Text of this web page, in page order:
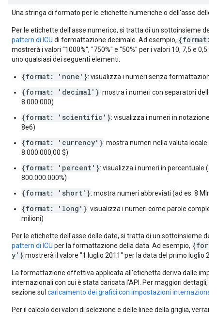
Una stringa di formato per le etichette numeriche o dell'asse delle
Per le etichette dell'asse numerico, si tratta di un sottoinsieme del
pattern di ICU di formattazione decimale. Ad esempio,
mostrerà i valori "1000%", "750%" e "50%" per i valori 10, 7,5 e 0,5.
uno qualsiasi dei seguenti elementi:
{format: 'none'}: visualizza i numeri senza formattazione
{format: 'decimal'}: mostra i numeri con separatori delle
8.000.000)
{format: 'scientific'}: visualizza i numeri in notazione
8e6)
{format: 'currency'}: mostra numeri nella valuta locale
8.000.000,00 $)
{format: 'percent'}: visualizza i numeri in percentuale (ad
800.000.000%)
{format: 'short'}: mostra numeri abbreviati (ad es. 8 Mln)
{format: 'long'}: visualizza i numeri come parole
milioni)
Per le etichette dell'asse delle date, si tratta di un sottoinsieme del
pattern di ICU per la formattazione della data. Ad esempio,
y'} mostrerà il valore "1 luglio 2011" per la data del primo luglio
La formattazione effettiva applicata all'etichetta deriva dalle
internazionali con cui è stata caricata l'API. Per maggiori dettagli,
sezione sul caricamento dei grafici con impostazioni internazionali
Per il calcolo dei valori di selezione e delle linee della griglia,